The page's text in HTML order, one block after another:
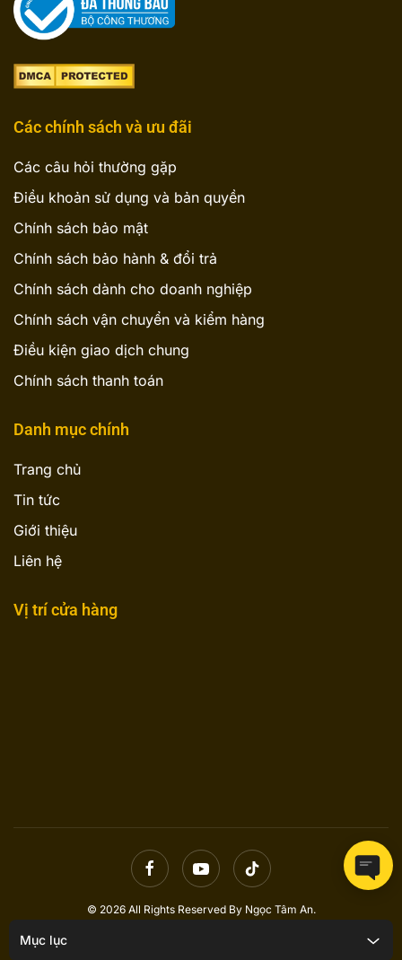
Mục lục
Các chính sách và ưu đãi
Các câu hỏi thường gặp
Điều khoản sử dụng và bản quyền
Chính sách bảo mật
Chính sách bảo hành & đổi trả
Chính sách dành cho doanh nghiệp
Chính sách vận chuyển và kiểm hàng
Điều kiện giao dịch chung
Chính sách thanh toán
Danh mục chính
Trang chủ
Tin tức
Giới thiệu
Liên hệ
Vị trí cửa hàng
© 2026 All Rights Reserved By Ngọc Tâm An.